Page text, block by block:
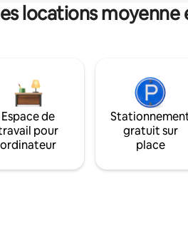
locations
Espace de
pour
ordinateur
gratuit sur
place